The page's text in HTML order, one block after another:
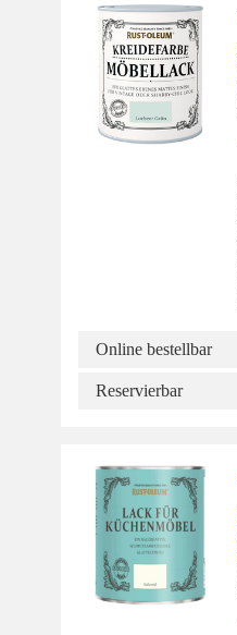
Online bestellbar
Reservierbar